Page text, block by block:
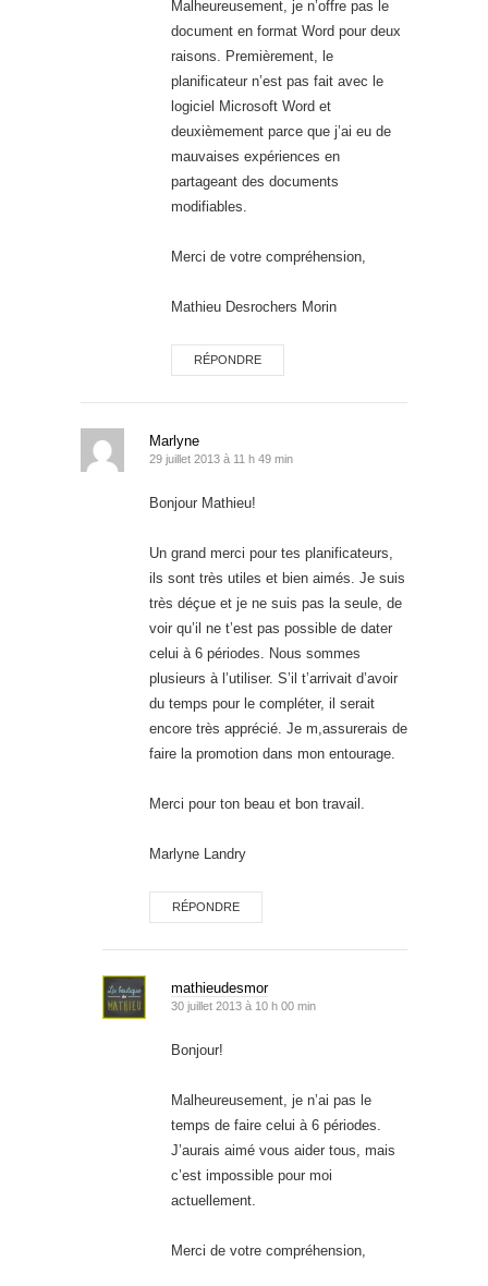
Malheureusement, je n’offre pas le
document en format Word pour deux
raisons. Premièrement, le
planificateur n’est pas fait avec le
logiciel Microsoft Word et
deuxièmement parce que j’ai eu de
mauvaises expériences en
partageant des documents
modifiables.
Merci de votre compréhension,
Mathieu Desrochers Morin
RÉPONDRE
Marlyne
29 juillet 2013 à 11 h 49 min
Bonjour Mathieu!
Un grand merci pour tes planificateurs,
ils sont très utiles et bien aimés. Je suis
très déçue et je ne suis pas la seule, de
voir qu’il ne t’est pas possible de dater
celui à 6 périodes. Nous sommes
plusieurs à l’utiliser. S’il t’arrivait d’avoir
du temps pour le compléter, il serait
encore très apprécié. Je m,assurerais de
faire la promotion dans mon entourage.
Merci pour ton beau et bon travail.
Marlyne Landry
RÉPONDRE
mathieudesmor
30 juillet 2013 à 10 h 00 min
Bonjour!
Malheureusement, je n’ai pas le
temps de faire celui à 6 périodes.
J’aurais aimé vous aider tous, mais
c’est impossible pour moi
actuellement.
Merci de votre compréhension,